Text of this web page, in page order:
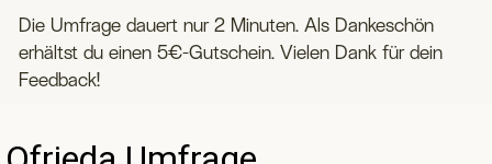
Die Umfrage dauert nur 2 Minuten. Als Dankeschön
erhältst du einen 5€-Gutschein. Vielen Dank für dein
Feedback!